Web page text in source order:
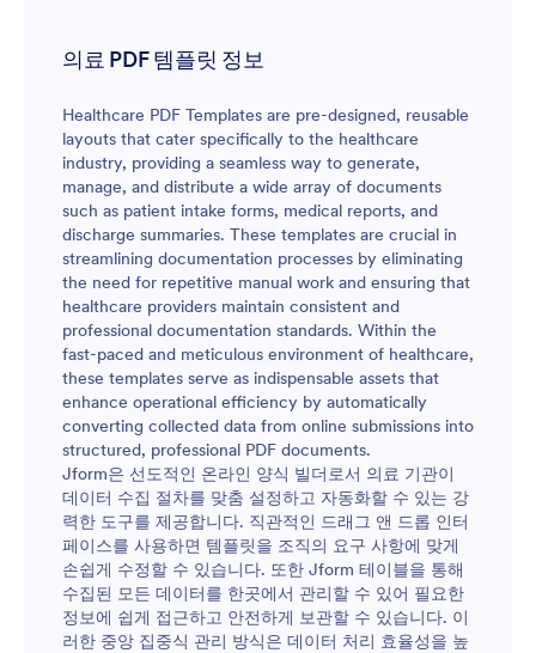
의료 PDF 템플릿 정보
Healthcare PDF Templates are pre-designed, reusable
layouts that cater specifically to the healthcare
industry, providing a seamless way to generate,
manage, and distribute a wide array of documents
such as patient intake forms, medical reports, and
discharge summaries. These templates are crucial in
streamlining documentation processes by eliminating
the need for repetitive manual work and ensuring that
healthcare providers maintain consistent and
professional documentation standards. Within the
fast-paced and meticulous environment of healthcare,
these templates serve as indispensable assets that
enhance operational efficiency by automatically
converting collected data from online submissions into
structured, professional PDF documents.
Jform은 선도적인 온라인 양식 빌더로서 의료 기관이
데이터 수집 절차를 맞춤 설정하고 자동화할 수 있는 강
력한 도구를 제공합니다. 직관적인 드래그 앤 드롭 인터
페이스를 사용하면 템플릿을 조직의 요구 사항에 맞게
손쉽게 수정할 수 있습니다. 또한 Jform 테이블을 통해
수집된 모든 데이터를 한곳에서 관리할 수 있어 필요한
정보에 쉽게 접근하고 안전하게 보관할 수 있습니다. 이
러한 중앙 집중식 관리 방식은 데이터 처리 효율성을 높